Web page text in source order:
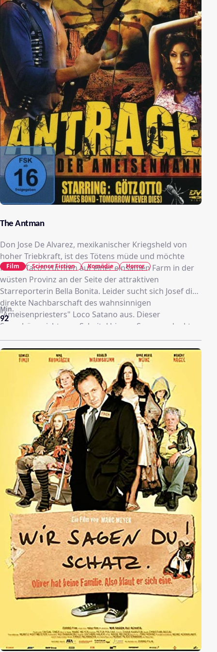
The Antman
Don Jose De Alvarez, mexikanischer Kriegsheld von
hoher Triebkraft, ist des Tötens müde und möchte
fortan Tacos züchten auf einer einsamen Farm in der
wüsten Provinz an der Seite der attraktiven
Starreporterin Bella Bonita. Leider sucht sich Josef die
direkte Nachbarschaft des wahnsinnigen
"Ameisenpriesters" Loco Satano aus. Dieser
Superbösewicht vom Scheitel bis zur Spore gedenkt,
mit seiner Mutantenarmee die Welt zu erobern, und
wittert in der rassigen Bella die ideale Königin.
92
Min.
Film Science Fiction Komödie Horror